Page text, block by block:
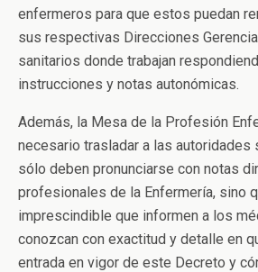
enfermeros para que estos puedan
sus respectivas Direcciones
sanitarios donde trabajan
instrucciones y notas autonómicas.
Además, la Mesa de la Profesión
necesario trasladar a las autoridades
sólo deben pronunciarse con notas
profesionales de la Enfermería, sino
imprescindible que informen a los
conozcan con exactitud y detalle en
entrada en vigor de este Decreto y